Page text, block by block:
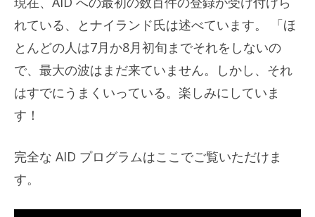
れている、とナイランド氏は述べています。 「ほ
とんどの人は7月か8月初旬までそれをしないの
で、最大の波はまだ来ていません。しかし、それ
はすでにうまくいっている。楽しみにしていま
す！
完全な AID プログラムはここでご覧いただけま
す。